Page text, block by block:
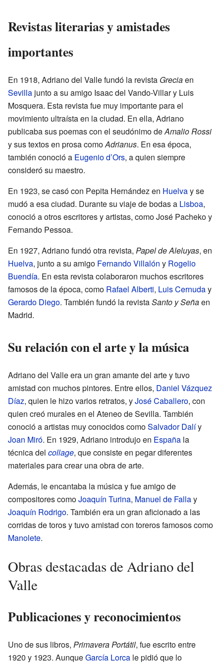
Revistas literarias y amistades
importantes
En 1918, Adriano del Valle fundó la revista Greciaen
Sevilla junto a su amigo Isaac del Vando-Villar y Luis
Mosquera. Esta revista fue muy importante para el
movimiento ultraísta en la ciudad. En ella, Adriano
publicaba sus poemas con el seudónimo deAmalio Rossi
y sus textos en prosa comoAdrianus. En esa época,
también conoció a Eugenio d’Ors, a quien siempre
consideró su maestro.
En 1923, se casó con Pepita Hernández en Huelvay se
mudó a esa ciudad. Durante su viaje de bodas a Lisboa,
conoció a otros escritores y artistas, como José Pacheko y
Fernando Pessoa.
En 1927, Adriano fundó otra revista, Papel de Aleluyas, en
Huelva, junto a su amigo Fernando Villalón y Rogelio
Buendía. En esta revista colaboraron muchos escritores
famosos de la época, como Rafael Alberti, Luis Cernuday
Gerardo Diego. También fundó la revistaSanto y Señaen
Madrid.
Su relación con el arte y la música
Adriano del Valle era un gran amante del arte y tuvo
amistad con muchos pintores. Entre ellos, Daniel Vázquez
Díaz, quien le hizo varios retratos, yJosé Caballero, con
quien creó murales en el Ateneo de Sevilla. También
conoció a artistas muy conocidos comoSalvador Dalíy
Joan Miró. En 1929, Adriano introdujo en España la
técnica del collage, que consiste en pegar diferentes
materiales para crear una obra de arte.
Además, le encantaba la música y fue amigo de
compositores comoJoaquín Turina, Manuel de Fallay
Joaquín Rodrigo. También era un gran aficionado a las
corridas de toros y tuvo amistad con toreros famosos como
Manolete.
Obras destacadas de Adriano del
Valle
Publicaciones y reconocimientos
Uno de sus libros, Primavera Portátil, fue escrito entre
1920 y 1923. AunqueGarcía Lorca le pidió que lo